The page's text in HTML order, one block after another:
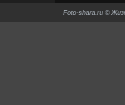
Foto-shara.ru ©